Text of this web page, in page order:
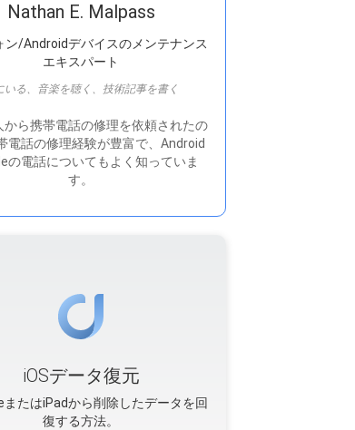
Nathan E. Malpass
ン/Androidデバイスのメンテナンス
エキスパート
いる、音楽を聴く、技術記事を書く
から携帯電話の修理を依頼されたの
電話の修理経験が豊富で、Android
の電話についてもよく知っていま
す。
iOSデータ復元
またはiPadから削除したデータを回
復する方法。